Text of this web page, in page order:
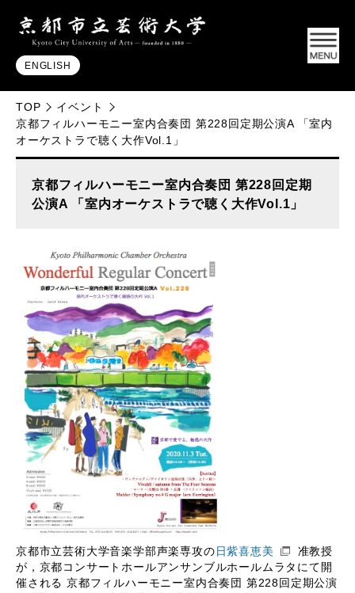
ENGLISH
TOP
イベント
京都フィルハーモニー室内合奏団 第228回定期公演A 「室内
オーケストラで聴く大作Vol.1」
京都フィルハーモニー室内合奏団 第228回定期
公演A 「室内オーケストラで聴く大作Vol.1」
京都市立芸術大学音楽学部声楽専攻の 日紫喜恵美
准教授
が，京都コンサートホールアンサンブルホールムラタにて開
催される 京都フィルハーモニー室内合奏団 第228回定期公演